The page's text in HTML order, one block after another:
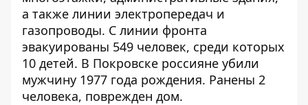
а также линии электропередач и
газопроводы. С линии фронта
эвакуированы 549 человек, среди которых
10 детей. В Покровске россияне убили
мужчину 1977 года рождения. Ранены 2
человека, поврежден дом.